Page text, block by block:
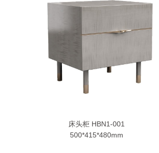
床头柜 HBN1-001
500*415*480mm